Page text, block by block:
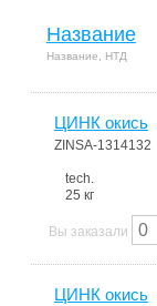
Название
Название, НТД
ЦИНК окись
ZINSA-1314132
tech.
25 кг
Вы заказали
ЦИНК окись